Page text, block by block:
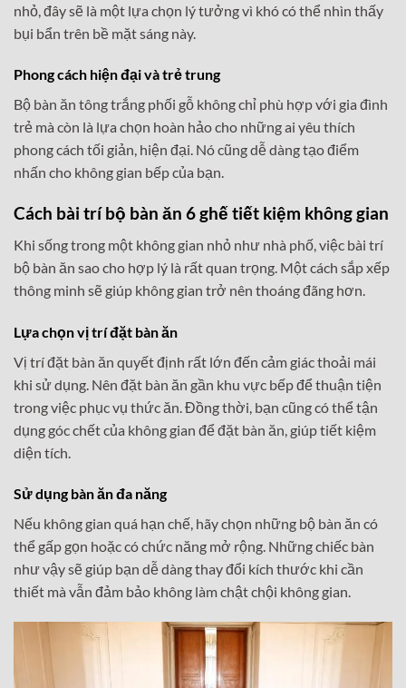
nhỏ, đây sẽ là một lựa chọn lý tưởng vì khó có thể nhìn thấy
bụi bẩn trên bề mặt sáng này.
Phong cách hiện đại và trẻ trung
Bộ bàn ăn tông trắng phối gỗ không chỉ phù hợp với gia đình
trẻ mà còn là lựa chọn hoàn hảo cho những ai yêu thích
phong cách tối giản, hiện đại. Nó cũng dễ dàng tạo điểm
nhấn cho không gian bếp của bạn.
Cách bài trí bộ bàn ăn 6 ghế tiết kiệm không gian
Khi sống trong một không gian nhỏ như nhà phố, việc bài trí
bộ bàn ăn sao cho hợp lý là rất quan trọng. Một cách sắp xếp
thông minh sẽ giúp không gian trở nên thoáng đãng hơn.
Lựa chọn vị trí đặt bàn ăn
Vị trí đặt bàn ăn quyết định rất lớn đến cảm giác thoải mái
khi sử dụng. Nên đặt bàn ăn gần khu vực bếp để thuận tiện
trong việc phục vụ thức ăn. Đồng thời, bạn cũng có thể tận
dụng góc chết của không gian để đặt bàn ăn, giúp tiết kiệm
diện tích.
Sử dụng bàn ăn đa năng
Nếu không gian quá hạn chế, hãy chọn những bộ bàn ăn có
thể gấp gọn hoặc có chức năng mở rộng. Những chiếc bàn
như vậy sẽ giúp bạn dễ dàng thay đổi kích thước khi cần
thiết mà vẫn đảm bảo không làm chật chội không gian.